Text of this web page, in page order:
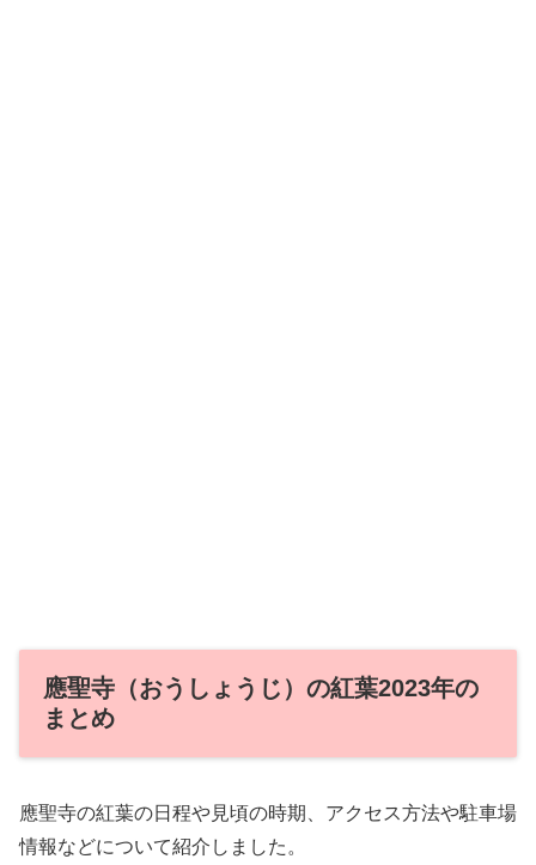
應聖寺（おうしょうじ）の紅葉2023年の
まとめ
應聖寺の紅葉の日程や見頃の時期、アクセス方法や駐車場
情報などについて紹介しました。